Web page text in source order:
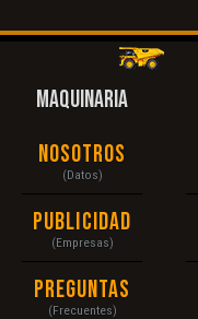
MAQUINARIA
Nosotros
(Datos)
Publicidad
(Empresas)
Preguntas
(Frecuentes)